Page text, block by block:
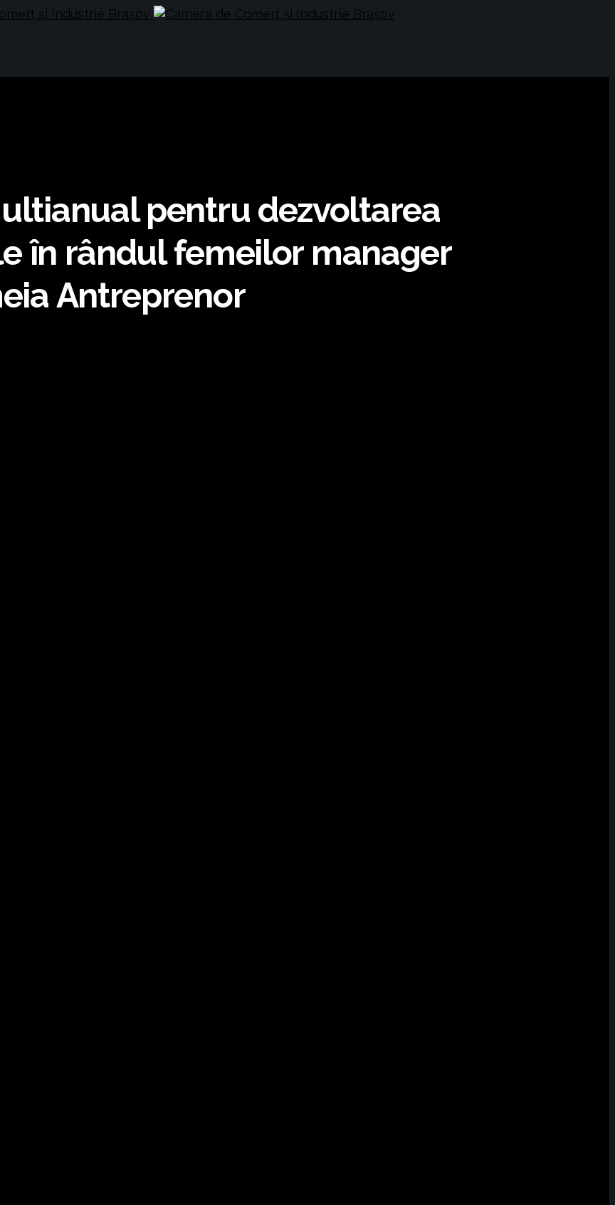
pentru dezvoltarea
în rândul femeilor manager
Antreprenor